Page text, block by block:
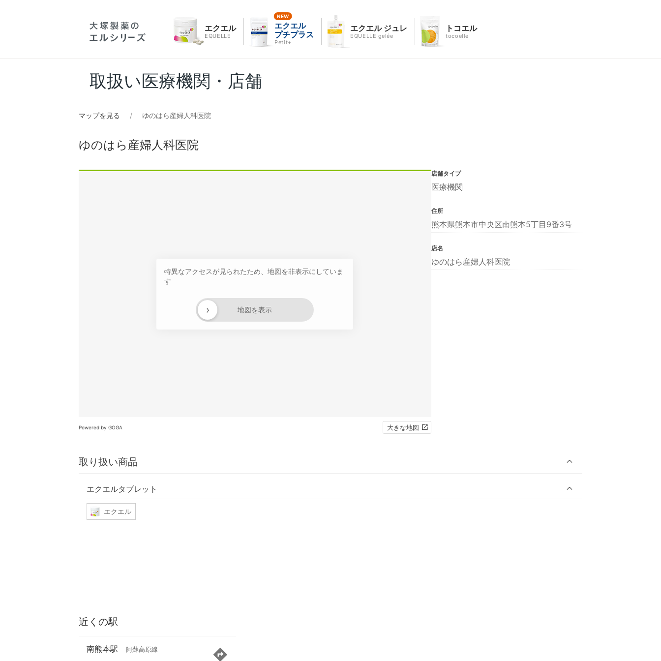
エクエル
EQUELLE
エクエル
プチプラス
Petit+
エクエル ジュレ
EQUELLE gelée
トコエル
tocoelle
取扱い医療機関・店舗
マップを見る ゆのはら産婦人科医院
ゆのはら産婦人科医院
特異なアクセスが見られたため、地図を非表示にしていま
す
地図を表示
›
Powered by GOGA 大きな地図
取り扱い商品
エクエルタブレット
エクエル
店舗タイプ
医療機関
住所
熊本県熊本市中央区南熊本5丁目9番3号
店名
ゆのはら産婦人科医院
近くの駅
南熊本駅 阿蘇高原線